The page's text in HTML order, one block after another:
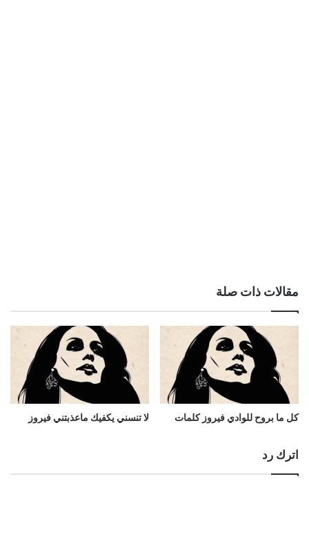
مقالات ذات صلة
كل ما بروح للوادي فيروز كلمات لا تنسني يكفيك ماعذبتني فيروز
اترك رد